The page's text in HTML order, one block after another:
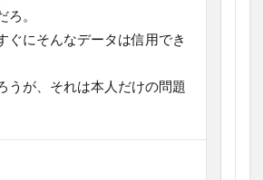
ろ。
ぐにそんなデータは信用でき
うが、それは本人だけの問題